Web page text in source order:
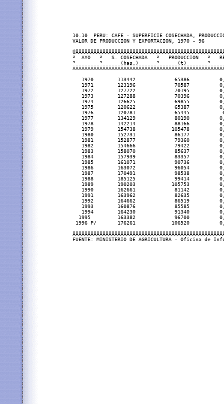
10.10  PERU: CAFE - SUPERFICIE COSECHADA,
VALOR DE PRODUCCION Y EXPORTACION, 1970 - 96
³  A¥O   ³   S. COSECHADA   ³   PRODUCCION   ³
³        ³      (has.)      ³      (t)       ³
1970        113442             65386
1971        123196             70587
1972        127722             70195
1973        127288             70396
1974        126625             69855
1975        120622             65387
1976        120781             65445
1977        134129             80190
1978        142214             88166
1979        154738            105478
1980        152731             86177
1981        152877             79360
1982        154666             79422
1983        158070             85637
1984        157939             83357
1985        161071             90736
1986        163072             96054
1987        170491             98538
1988        185125             99414
1989        190203            105753
1990        162661             81142
1991        163962             82635
1992        164662             86519
1993        160876             85585
1994        164230             91340
1995         163382             96700
1996 P/       176261            106520
FUENTE: MINISTERIO DE AGRICULTURA - Oficina de